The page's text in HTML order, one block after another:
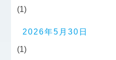
(1)
2026年5月30日
(1)